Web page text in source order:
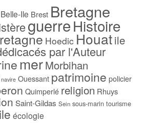
Belle-Ile Brest Bretagne
guerreHistoire
Hoedic Houatile
par l'Auteur
merMorbihan
navire Ouessant patrimoine policier
Quimperlé religion Rhuys
Saint-Gildas Sein sous-marin tourisme
écologie